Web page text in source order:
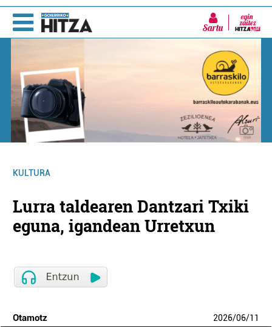
Sartu
KULTURA
Lurra taldearen Dantzari Txiki
eguna, igandean Urretxun
Otamotz 2026/06/11